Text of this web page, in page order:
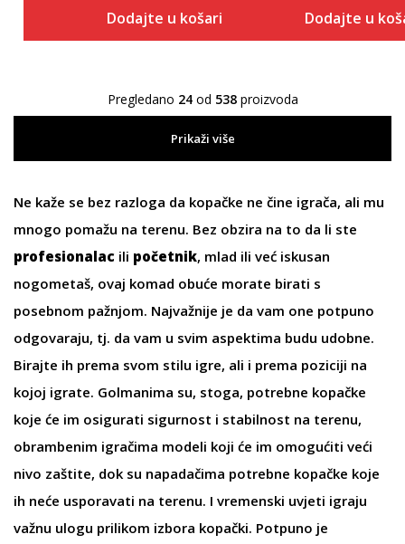
Dodajte u košaricu Dodajte u
Pregledano 24od 538proizvoda
Prikaži više
Ne kaže se bez razloga da kopačke ne čine igrača, ali mu
mnogo pomažu na terenu. Bez obzira na to da li ste
profesionalac ili početnik, mlad ili već iskusan
nogometaš, ovaj komad obuće morate birati s
posebnom pažnjom. Najvažnije je da vam one potpuno
odgovaraju, tj. da vam u svim aspektima budu udobne.
Birajte ih prema svom stilu igre, ali i prema poziciji na
kojoj igrate. Golmanima su, stoga, potrebne kopačke
koje će im osigurati sigurnost i stabilnost na terenu,
obrambenim igračima modeli koji će im omogućiti veći
nivo zaštite, dok su napadačima potrebne kopačke koje
ih neće usporavati na terenu. I vremenski uvjeti igraju
važnu ulogu prilikom izbora kopački. Potpuno je